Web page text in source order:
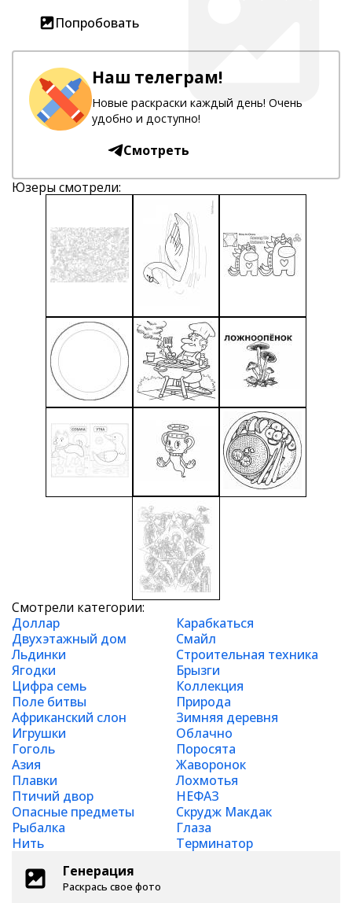
Попробовать
Наш телеграм!
Новые раскраски каждый день! Очень
удобно и доступно!
Смотреть
Юзеры смотрели:
Смотрели категории:
Доллар
Карабкаться
Двухэтажный дом
Смайл
Льдинки
Строительная техника
Ягодки
Брызги
Цифра семь
Коллекция
Поле битвы
Природа
Африканский слон
Зимняя деревня
Игрушки
Облачно
Гоголь
Поросята
Азия
Жаворонок
Плавки
Лохмотья
Птичий двор
НЕФАЗ
Опасные предметы
Скрудж Макдак
Рыбалка
Глаза
Нить
Терминатор
Генерация
Раскрась свое фото